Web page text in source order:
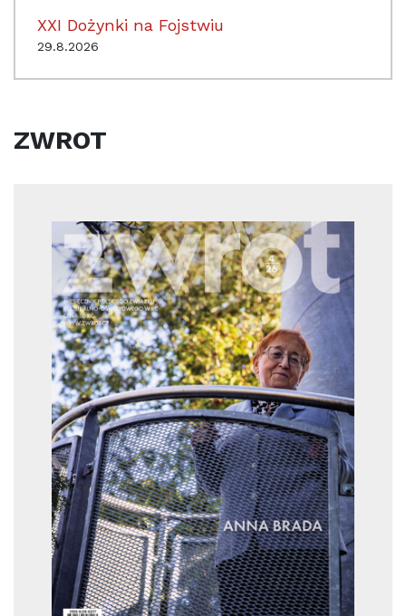
XXI Dożynki na Fojstwiu
29.8.2026
ZWROT